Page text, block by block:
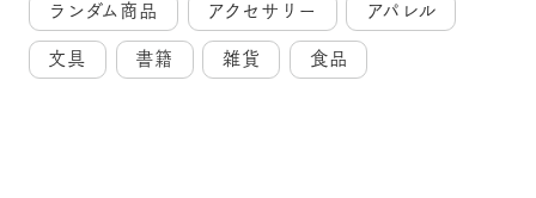
ランダム商品 アクセサリー アパレル
文具 書籍 雑貨 食品